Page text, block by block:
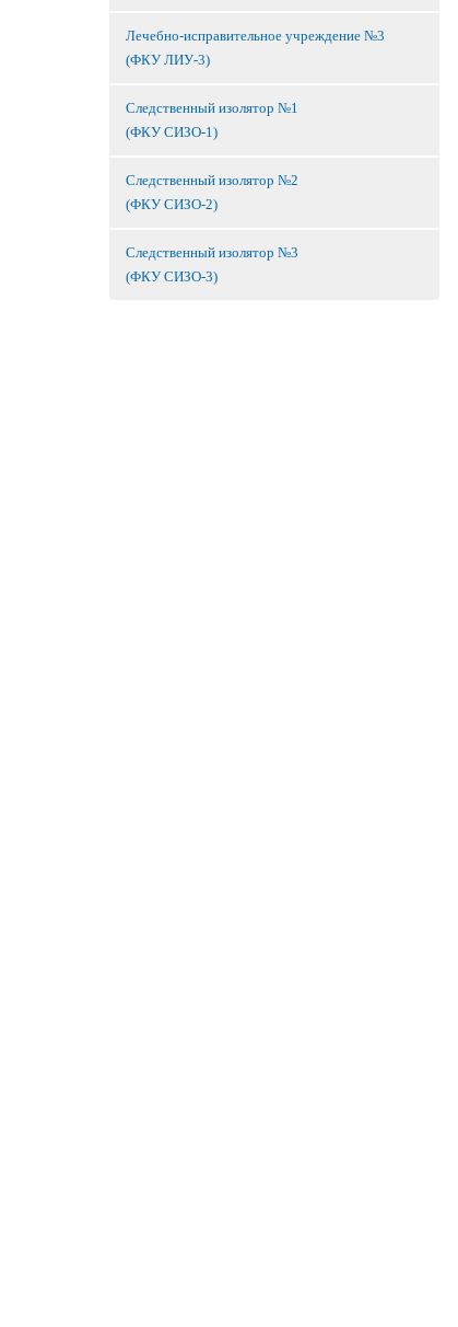
Лечебно-исправительное учреждение №3
(ФКУ ЛИУ-3)
Следственный изолятор №1
(ФКУ СИЗО-1)
Следственный изолятор №2
(ФКУ СИЗО-2)
Следственный изолятор №3
(ФКУ СИЗО-3)